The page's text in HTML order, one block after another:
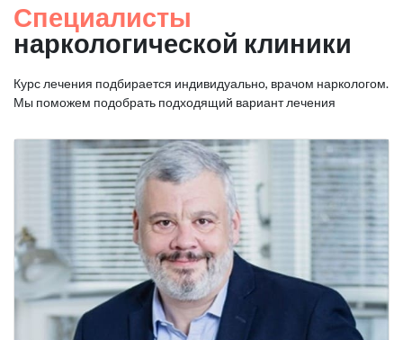
Специалисты
наркологической клиники
Курс лечения подбирается индивидуально, врачом наркологом.
Мы поможем подобрать подходящий вариант лечения